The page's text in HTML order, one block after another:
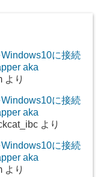
に接続
aka
より
に接続
aka
より
に接続
aka
より